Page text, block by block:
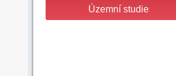
Územní studie